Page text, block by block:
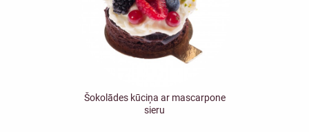
Šokolādes kūciņa ar mascarpone
sieru